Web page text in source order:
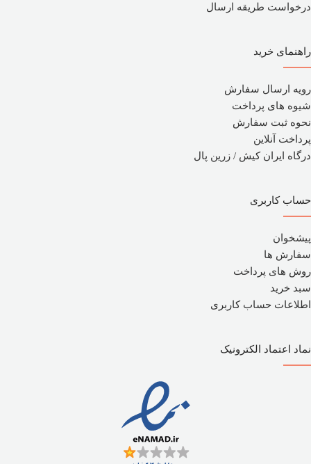
درخواست طریقه ارسال
راهنمای خرید
رویه ارسال سفارش
شیوه های پرداخت
نحوه ثبت سفارش
پرداخت آنلاین
درگاه ایران کیش / زرین پال
حساب کاربری
پیشخوان
سفارش ها
روش های پرداخت
سبد خرید
اطلاعات حساب کاربری
نماد اعتماد الکترونیک